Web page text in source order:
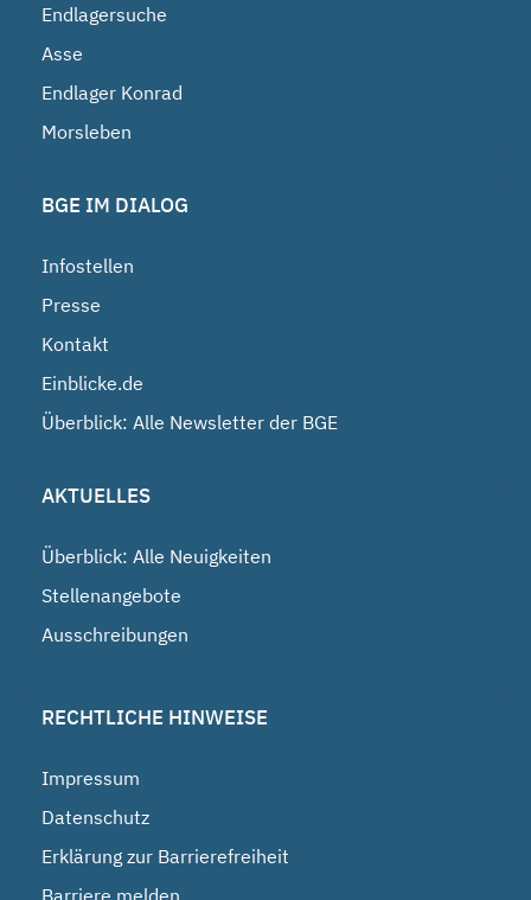
Endlagersuche
Asse
Endlager Konrad
Morsleben
BGE IM DIALOG
Infostellen
Presse
Kontakt
Einblicke.de
Überblick: Alle Newsletter der BGE
AKTUELLES
Überblick: Alle Neuigkeiten
Stellenangebote
Ausschreibungen
RECHTLICHE HINWEISE
Impressum
Datenschutz
Erklärung zur Barrierefreiheit
Barriere melden